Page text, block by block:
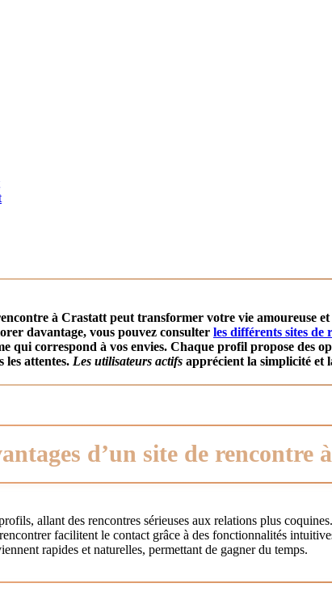
à Crastatt peut transformer votre vie amoureuse et
davantage, vous pouvez consulter les différents sites de
qui correspond à vos envies. Chaque profil propose des
les attentes. Les utilisateurs actifs apprécient la simplicité et
d’un site de rencontre
allant des rencontres sérieuses aux relations plus
facilitent le contact grâce à des fonctionnalités
rapides et naturelles, permettant de gagner du temps.